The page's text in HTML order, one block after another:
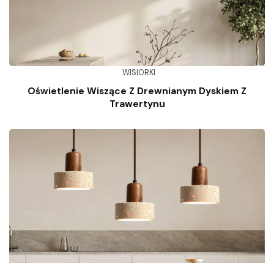
WISIORKI
Oświetlenie Wiszące Z Drewnianym Dyskiem Z
Trawertynu